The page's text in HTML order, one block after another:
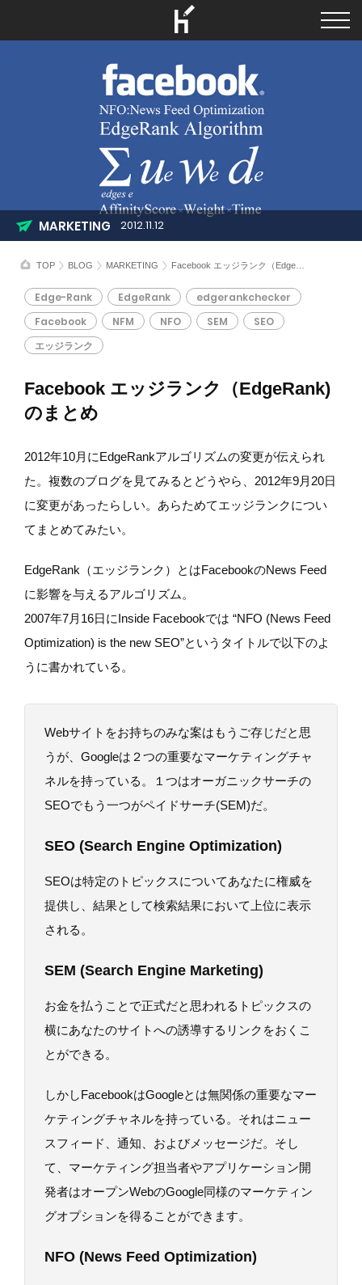
TOP BLOG MARKETING Facebook エッジランク（EdgeRank)のまとめ
Facebook エッジランク（EdgeRank)
のまとめ
Edge-Rank EdgeRank
edgerankchecker
Facebook
NFM NFO SEM
SEO
エッジランク
MARKETING 2012.11.12
2012年10月にEdgeRankアルゴリズムの変更が伝えられ
た。複数のブログを見てみるとどうやら、2012年9月20日
に変更があったらしい。あらためてエッジランクについ
てまとめてみたい。
EdgeRank（エッジランク）とはFacebookのNews Feed
に影響を与えるアルゴリズム。
2007年7月16日にInside Facebookでは “NFO (News Feed
Optimization) is the new SEO”というタイトルで以下のよ
うに書かれている。
Webサイトをお持ちのみな案はもうご存じだと思
うが、Googleは２つの重要なマーケティングチャ
ネルを持っている。１つはオーガニックサーチの
SEOでもう一つがペイドサーチ(SEM)だ。
SEO (Search Engine Optimization)
SEOは特定のトピックスについてあなたに権威を
提供し、結果として検索結果において上位に表示
される。
SEM (Search Engine Marketing)
お金を払うことで正式だと思われるトピックスの
横にあなたのサイトへの誘導するリンクをおくこ
とができる。
しかしFacebookはGoogleとは無関係の重要なマー
ケティングチャネルを持っている。それはニュー
スフィード、通知、およびメッセージだ。そし
て、マーケティング担当者やアプリケーション開
発者はオープンWebのGoogle同様のマーケティン
グオプションを得ることができます。
NFO (News Feed Optimization)